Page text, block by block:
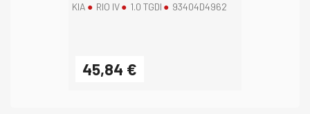
KIA RIO IV 1.0 TGDI 93404D4962
45,84 €